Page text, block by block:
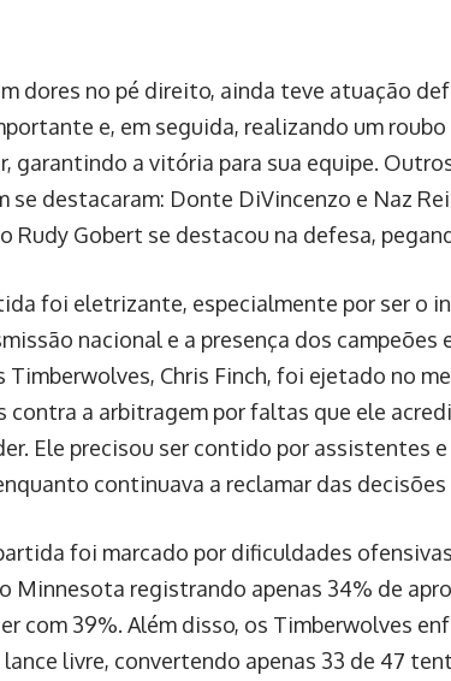
dores no pé direito, ainda teve atuação
e, em seguida, realizando um roubo
garantindo a vitória para sua equipe.
se destacaram: Donte DiVincenzo e Naz
Rudy Gobert se destacou na defesa,
foi eletrizante, especialmente por ser o
nacional e a presença dos campeões
Chris Finch, foi ejetado no
a arbitragem por faltas que ele
Ele precisou ser contido por assistentes e
continuava a reclamar das
foi marcado por dificuldades
Minnesota registrando apenas 34% de
com 39%. Além disso, os Timberwolves
livre, convertendo apenas 33 de 47